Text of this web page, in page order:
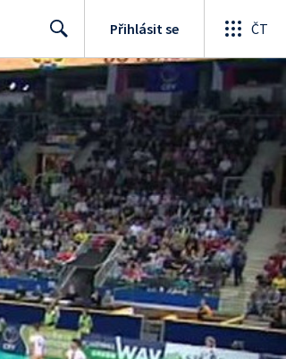
Search
Přihlásit se ČT